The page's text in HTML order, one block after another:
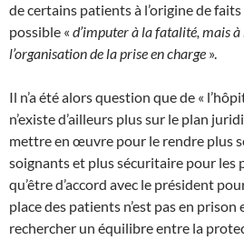
de certains patients à l’origine de faits
possible « d’imputer à la fatalité, mais à
l’organisation de la prise en charge ».
Il n’a été alors question que de «
n’existe d’ailleurs plus sur le plan
mettre en œuvre pour le rendre plus
soignants et plus sécuritaire pour les
qu’être d’accord avec le président
place des patients n’est pas en prison
rechercher un équilibre entre la